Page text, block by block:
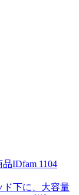
品IDfam 1104
ド下に、大容量